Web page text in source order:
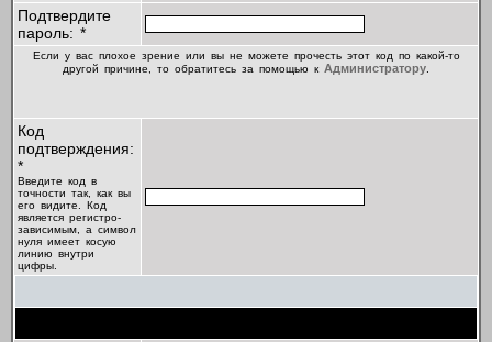
Подтвердите
пароль: *
Если у вас плохое зрение или вы не можете прочесть этот код по какой-то
другой причине, то обратитесь за помощью к Администратору
Код
подтверждения:
*
Введите код в
точности так, как вы
его видите. Код
является регистро-
зависимым, а символ
нуля имеет косую
линию внутри
цифры.